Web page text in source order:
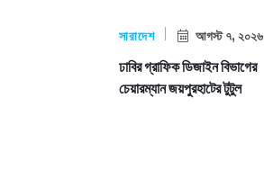
সারাদেশ আগস্ট ৭, ২০২৬
ঢাবির গ্রাফিক ডিজাইন বিভাগের
চেয়ারম্যান জয়পুরহাটের টুটুল